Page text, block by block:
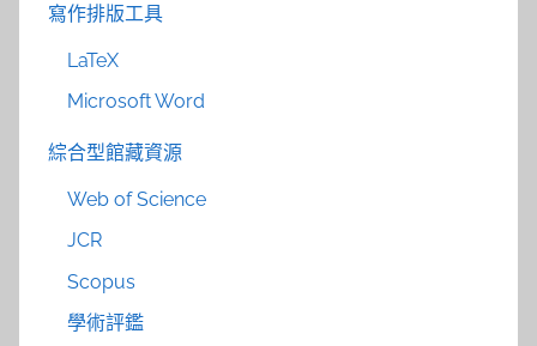
寫作排版工具
LaTeX
Microsoft Word
綜合型館藏資源
Web of Science
JCR
Scopus
學術評鑑